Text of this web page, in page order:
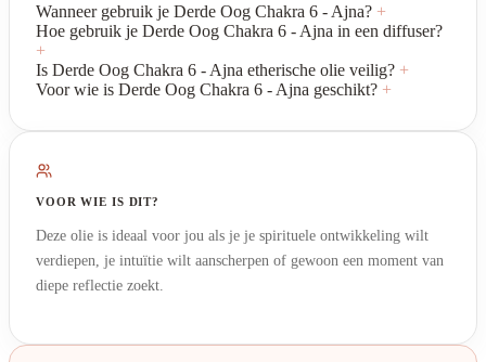
Wanneer gebruik je Derde Oog Chakra 6 - Ajna? +
Hoe gebruik je Derde Oog Chakra 6 - Ajna in een diffuser?
+
Is Derde Oog Chakra 6 - Ajna etherische olie veilig? +
Voor wie is Derde Oog Chakra 6 - Ajna geschikt? +
VOOR WIE IS DIT?
Deze olie is ideaal voor jou als je je spirituele ontwikkeling wilt
verdiepen, je intuïtie wilt aanscherpen of gewoon een moment van
diepe reflectie zoekt.